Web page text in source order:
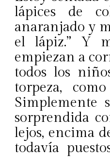
lápices de
anaranjado y
el lápiz.” Y
empiezan a
todos los
torpeza,
Simplemente
sorprendida
lejos, encima
todavía